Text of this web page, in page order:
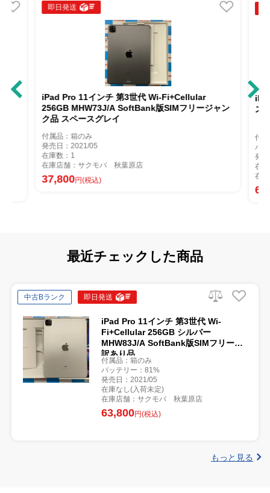
即日発送
iPad Pro 11インチ 第3世代 Wi-Fi+Cellular
256GB MHW73J/A SoftBank版SIMフリージャン
ク品 スペースグレイ
付属品：箱のみ
発売日：2021/05
在庫数：1
在庫店舗：サクモバ 秋葉原店
37,800円(税込)
ス
付
バ
発
在
在
最近チェックした商品
中古Bランク 即日発送
iPad Pro 11インチ 第3世代 Wi-
Fi+Cellular 256GB シルバー
MHW83J/A SoftBank版SIMフリー
訳あり品
付属品：箱のみ
バッテリー：81%
発売日：2021/05
在庫なし(入荷未定)
在庫店舗：サクモバ 秋葉原店
63,800円(税込)
もっと見る